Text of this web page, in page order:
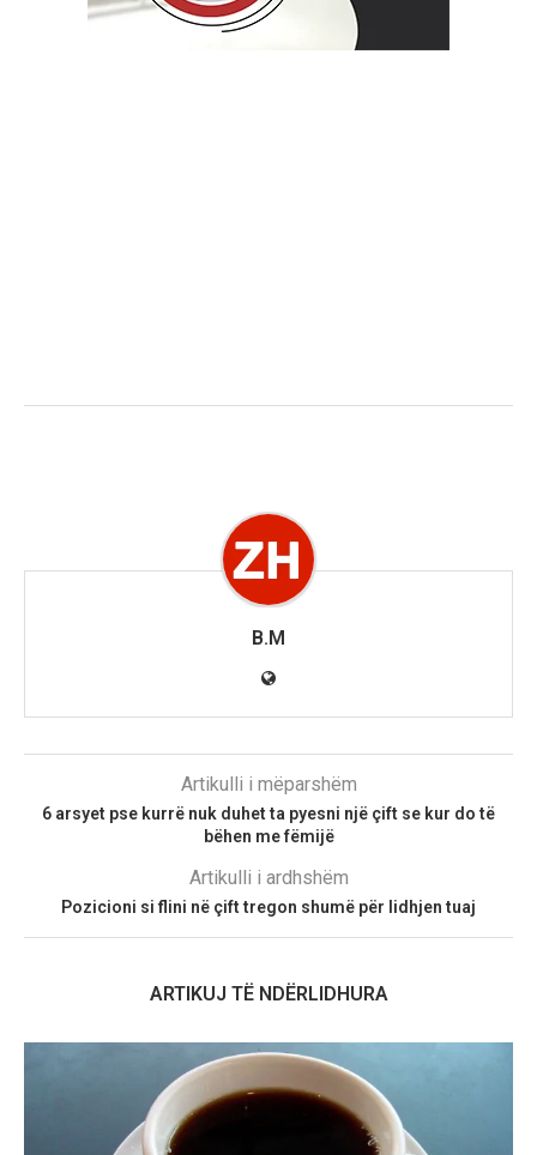
B.M
Artikulli i mëparshëm
6 arsyet pse kurrë nuk duhet ta pyesni një çift se kur do të
bëhen me fëmijë
Artikulli i ardhshëm
Pozicioni si flini në çift tregon shumë për lidhjen tuaj
ARTIKUJ TË NDËRLIDHURA